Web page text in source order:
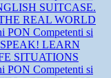
SUITCASE.
REAL WORLD
PON Competenti si
LEARN
SITUATIONS
PON Competenti si